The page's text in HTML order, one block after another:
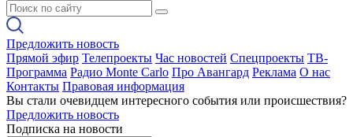
Предложить новость
Прямой эфир Телепроекты Час новостей Спецпроекты ТВ-
Программа Радио Monte Carlo Про Авангард Реклама О нас
Контакты Правовая информация
Вы стали очевидцем интересного события или происшествия?
Предложить новость
Подписка на новости